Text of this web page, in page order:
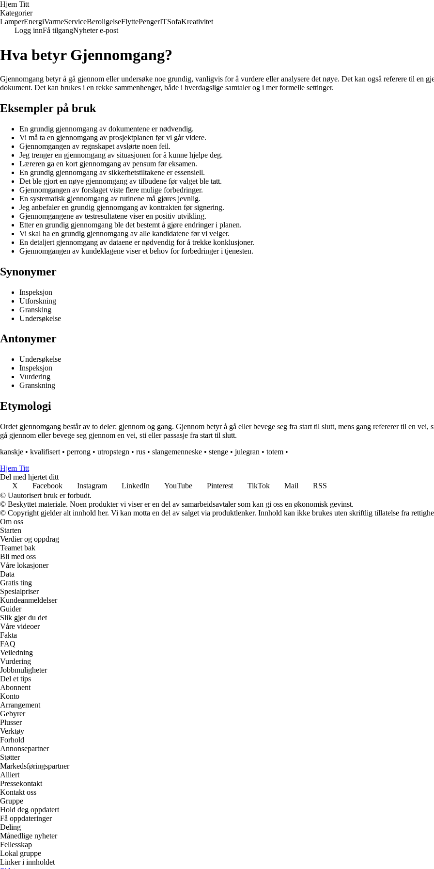
Hjem Titt
Kategorier
LamperEnergiVarmeServiceBeroligelseFlyttePengerITSofaKreativitet
Logg innFå tilgangNyheter e-post
Hva betyr Gjennomgang?
Gjennomgang betyr å gå gjennom eller undersøke noe grundig, vanligvis for å vurdere eller analysere det nøye. Det kan også referere til en
dokument. Det kan brukes i en rekke sammenhenger, både i hverdagslige samtaler og i mer formelle settinger.
Eksempler på bruk
En grundig gjennomgang av dokumentene er nødvendig.
Vi må ta en gjennomgang av prosjektplanen før vi går videre.
Gjennomgangen av regnskapet avslørte noen feil.
Jeg trenger en gjennomgang av situasjonen for å kunne hjelpe deg.
Læreren ga en kort gjennomgang av pensum før eksamen.
En grundig gjennomgang av sikkerhetstiltakene er essensiell.
Det ble gjort en nøye gjennomgang av tilbudene før valget ble tatt.
Gjennomgangen av forslaget viste flere mulige forbedringer.
En systematisk gjennomgang av rutinene må gjøres jevnlig.
Jeg anbefaler en grundig gjennomgang av kontrakten før signering.
Gjennomgangene av testresultatene viser en positiv utvikling.
Etter en grundig gjennomgang ble det bestemt å gjøre endringer i planen.
Vi skal ha en grundig gjennomgang av alle kandidatene før vi velger.
En detaljert gjennomgang av dataene er nødvendig for å trekke konklusjoner.
Gjennomgangen av kundeklagene viser et behov for forbedringer i tjenesten.
Synonymer
Inspeksjon
Utforskning
Gransking
Undersøkelse
Antonymer
Undersøkelse
Inspeksjon
Vurdering
Granskning
Etymologi
Ordet gjennomgang består av to deler: gjennom og gang. Gjennom betyr å gå eller bevege seg fra start til slutt, mens gang refererer til en
gå gjennom eller bevege seg gjennom en vei, sti eller passasje fra start til slutt.
kanskje • kvalifisert • perrong • utropstegn • rus • slangemenneske • stenge • julegran • totem •
Hjem Titt
Del med hjertet ditt
X
Facebook Instagram LinkedIn YouTube Pinterest TikTok Mail
RSS
© Uautorisert bruk er forbudt.
© Beskyttet materiale. Noen produkter vi viser er en del av samarbeidsavtaler som kan gi oss en økonomisk gevinst.
© Copyright gjelder alt innhold her. Vi kan motta en del av salget via produktlenker. Innhold kan ikke brukes uten skriftlig tillatelse fra
Om oss
Starten
Verdier og oppdrag
Teamet bak
Bli med oss
Våre lokasjoner
Data
Gratis ting
Spesialpriser
Kundeanmeldelser
Guider
Slik gjør du det
Våre videoer
Fakta
FAQ
Veiledning
Vurdering
Jobbmuligheter
Del et tips
Abonnent
Konto
Arrangement
Gebyrer
Plusser
Verktøy
Forhold
Annonsepartner
Støtter
Markedsføringspartner
Alliert
Pressekontakt
Kontakt oss
Gruppe
Hold deg oppdatert
Få oppdateringer
Deling
Månedlige nyheter
Fellesskap
Lokal gruppe
Linker i innholdet